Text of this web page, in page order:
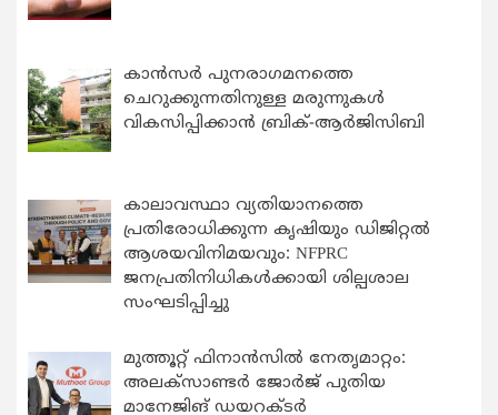
കാന്‍സര്‍ പുനരാഗമനത്തെ
ചെറുക്കുന്നതിനുള്ള മരുന്നുകള്‍
വികസിപ്പിക്കാന്‍ ബ്രിക്-ആര്‍ജിസിബി
കാലാവസ്ഥാ വ്യതിയാനത്തെ
പ്രതിരോധിക്കുന്ന കൃഷിയും ഡിജിറ്റൽ
ആശയവിനിമയവും: NFPRC
ജനപ്രതിനിധികൾക്കായി ശില്പശാല
സംഘടിപ്പിച്ചു
മുത്തൂറ്റ് ഫിനാൻസിൽ നേതൃമാറ്റം:
അലക്സാണ്ടർ ജോർജ് പുതിയ
മാനേജിങ് ഡയറക്ടർ